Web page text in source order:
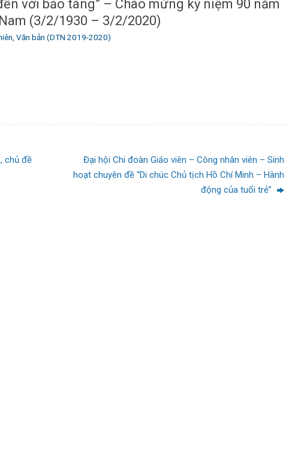
với bảo tàng” – Chào mừng kỷ niệm 90 năm
(3/2/1930 – 3/2/2020)
,Văn bản (DTN 2019-2020)
chủ đề
Đại hội Chi đoàn Giáo viên – Công nhân viên – Sinh
hoạt chuyên đề “Di chúc Chủ tịch Hồ Chí Minh – Hành
động của tuổi trẻ”